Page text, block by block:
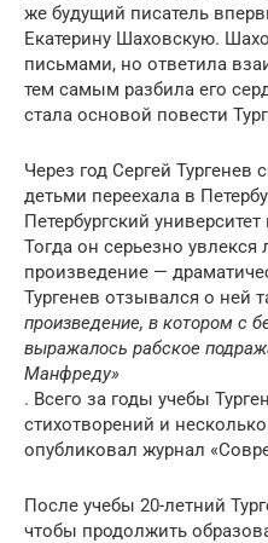
же будущий писатель
Екатерину Шаховскую.
письмами, но ответила
тем самым разбила его
стала основой повести
Через год Сергей Тургенев
детьми переехала в
Петербургский
Тогда он серьезно
произведение —
Тургенев отзывался о ней
произведение, в котором с
выражалось рабское
Манфреду»
. Всего за годы учебы
стихотворений и
опубликовал журнал
После учебы 20-летний
чтобы продолжить